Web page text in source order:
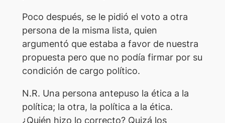
Poco después, se le pidió el voto a otra
persona de la misma lista, quien
argumentó que estaba a favor de nuestra
propuesta pero que no podía firmar por su
condición de cargo político.
N.R. Una persona antepuso la ética a la
política; la otra, la política a la ética.
¿Quién hizo lo correcto? Quizá los